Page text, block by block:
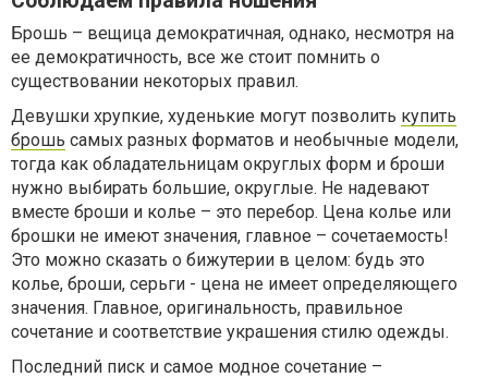
Брошь – вещица демократичная, однако, несмотря на
ее демократичность, все же стоит помнить о
существовании некоторых правил.
Девушки хрупкие, худенькие могут позволить купить
брошь самых разных форматов и необычные модели,
тогда как обладательницам округлых форм и броши
нужно выбирать большие, округлые. Не надевают
вместе броши и колье – это перебор. Цена колье или
брошки не имеют значения, главное – сочетаемость!
Это можно сказать о бижутерии в целом: будь это
колье, броши, серьги - цена не имеет определяющего
значения. Главное, оригинальность, правильное
сочетание и соответствие украшения стилю одежды.
Последний писк и самое модное сочетание –